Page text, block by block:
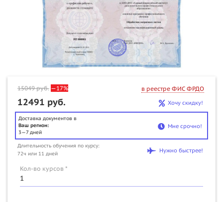
15049руб. —17% в реестре ФИС ФРДО
12491 руб. Хочу скидку!
Доставка документов в
Ваш регион:
3—7 дней
Мне срочно!
Длительность обучения по курсу:
72ч или 11 дней
Нужно быстрее!
Кол-во курсов *